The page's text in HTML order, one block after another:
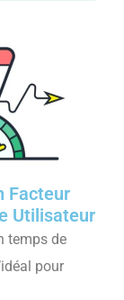
Facteur
Utilisateur
temps de
pour